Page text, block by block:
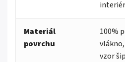
interiér
Materiál
povrchu
100%
vzor